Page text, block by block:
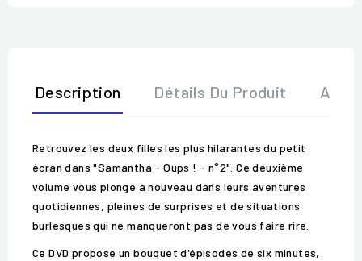
Description Détails Du Produit Avis
Retrouvez les deux filles les plus hilarantes du petit
écran dans "Samantha - Oups ! - n°2". Ce deuxième
volume vous plonge à nouveau dans leurs aventures
quotidiennes, pleines de surprises et de situations
burlesques qui ne manqueront pas de vous faire rire.
Ce DVD propose un bouquet d'épisodes de six minutes,